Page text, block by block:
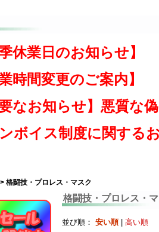
季休業日のお知らせ】
業時間変更のご案内】
要なお知らせ】悪質な
ンボイス制度に関する
> 格闘技・プロレス・マスク
格闘技・プロレス・
並び順： 安い順| 高い順